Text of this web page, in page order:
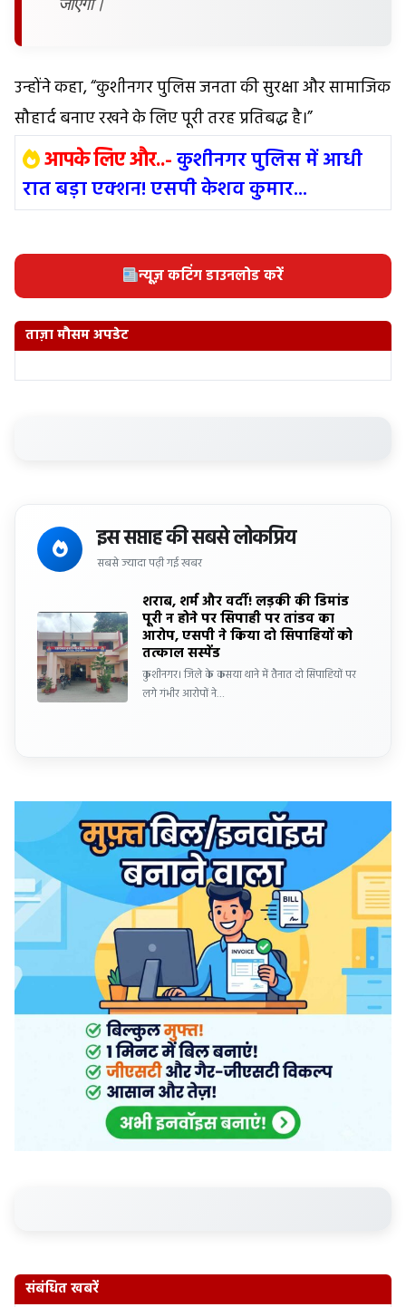
उन्होंने कहा, “कुशीनगर पुलिस जनता की सुरक्षा और सामाजिक
सौहार्द बनाए रखने के लिए पूरी तरह प्रतिबद्ध है।”
आपके लिए और..-कुशीनगर पुलिस में आधी
रात बड़ा एक्शन! एसपी केशव कुमार...
न्यूज़ कटिंग डाउनलोड करें
ताज़ा मौसम अपडेट
इस सप्ताह की सबसे लोकप्रिय
सबसे ज्यादा पढ़ी गई खबर
शराब, शर्म और वर्दी! लड़की की डिमांड
पूरी न होने पर सिपाही पर तांडव का
आरोप, एसपी ने किया दो सिपाहियों को
तत्काल सस्पेंड
कुशीनगर। जिले के कसया थाने में तैनात दो सिपाहियों पर
लगे गंभीर आरोपों ने…
संबंधित खबरें